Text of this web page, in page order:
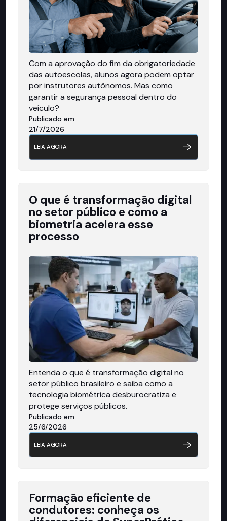
Com a aprovação do fim da obrigatoriedade
das autoescolas, alunos agora podem optar
por instrutores autônomos. Mas como
garantir a segurança pessoal dentro do
veículo?
Publicado em
21/7/2026
LEIA AGORA
O que é transformação digital
no setor público e como a
biometria acelera esse
processo
Entenda o que é transformação digital no
setor público brasileiro e saiba como a
tecnologia biométrica desburocratiza e
protege serviços públicos.
Publicado em
25/6/2026
LEIA AGORA
Formação eficiente de
condutores: conheça os